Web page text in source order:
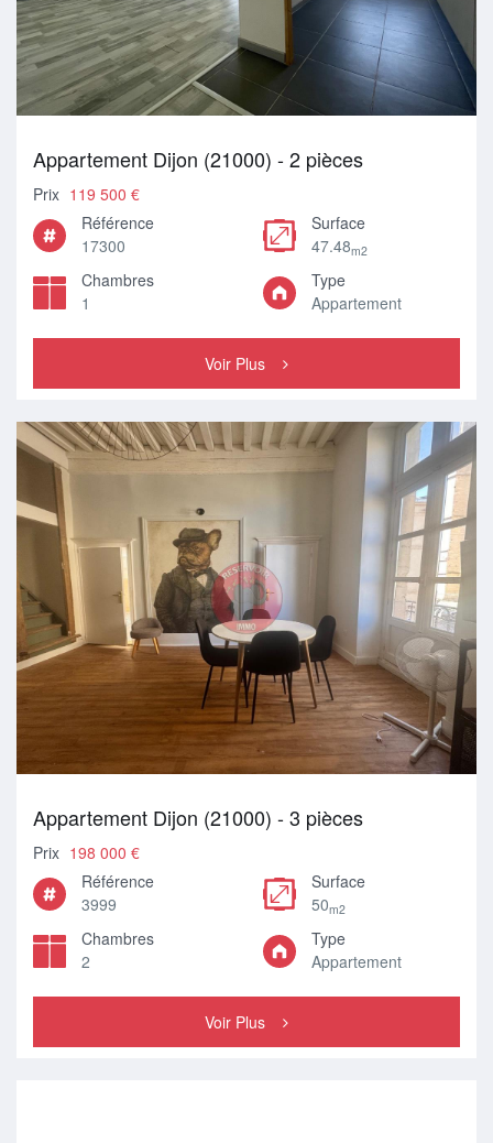
Appartement Dijon (21000) - 2 pièces
Prix 119 500 €
Référence
17300
Surface
47.48m2
Chambres
1
Type
Appartement
Voir Plus
Appartement Dijon (21000) - 3 pièces
Prix 198 000 €
Référence
3999
Surface
50m2
Chambres
2
Type
Appartement
Voir Plus